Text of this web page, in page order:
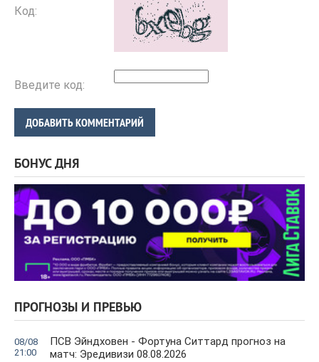
Код:
Введите код:
ДОБАВИТЬ КОММЕНТАРИЙ
БОНУС ДНЯ
ПРОГНОЗЫ И ПРЕВЬЮ
08/08
21:00
ПСВ Эйндховен - Фортуна Ситтард прогноз на
матч: Эредивизи 08.08.2026